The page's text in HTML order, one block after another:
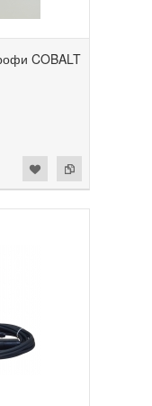
COBALT